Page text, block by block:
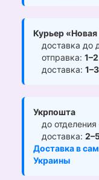
Курьер
доставка до
отправка:
доставка:
Укрпошта
до
доставка:
Доставка в
Украины